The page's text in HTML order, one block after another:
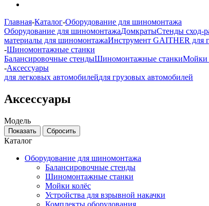
Главная-Каталог-Оборудование для шиномонтажа
Оборудование для шиномонтажаДомкратыСтенды сход-
материалы для шиномонтажаИнструмент GAITHER для
-Шиномонтажные станки
Балансировочные стендыШиномонтажные станкиМойки
-Аксессуары
для легковых автомобилейдля грузовых автомобилей
Аксессуары
Модель
Каталог
Оборудование для шиномонтажа
Балансировочные стенды
Шиномонтажные станки
Мойки колёс
Устройства для взрывной накачки
Комплекты оборудования